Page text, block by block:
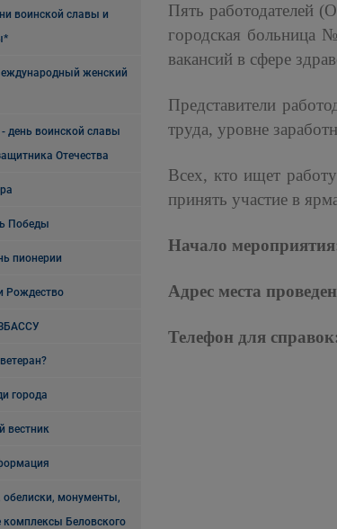
воинской славы и
женский
день воинской славы
Отечества
Победы
пионерии
Рождество
города
вестник
обелиски, монументы,
Беловского
Пять
городская
вакансий в сфере
Представители
труда, уровне
Всех, кто ищет
принять участие в
Начало
Адрес места
Телефон для